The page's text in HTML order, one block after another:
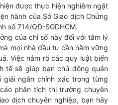
được thực hiện nghiêm ngặt
hành của Sở Giao dịch Chứng
số 714/QĐ-SGDHCM.
của chỉ số này đối với tâm lý
mọi nhà đầu tư cần nắm vững
Việc nắm rõ các quy luật biến
tế sẽ giúp bạn chủ động quản
ngân chính xác trong từng
phân tích thị trường chuyên
dịch chuyên nghiệp, bạn hãy